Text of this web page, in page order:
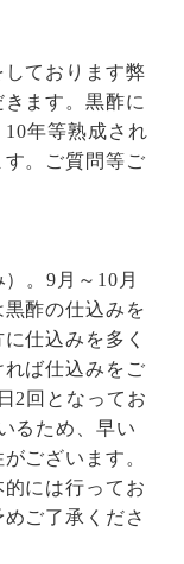
しております弊
ます。黒酢に
10年等熟成され
。ご質問等ご
）。9 月～ 10 月
黒酢の仕込みを
仕込みを多く
ば仕込みをご
日 2 回となってお
るため、早い
ございます。
には行ってお
ご了承くださ